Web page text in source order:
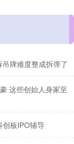
牌难度整成拆弹了
这些创始人身家至
创板IPO辅导